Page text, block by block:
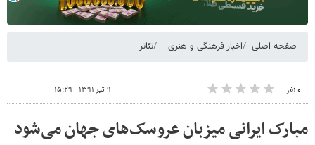
صفحه اصلی اخبار فرهنگی و هنری تئاتر
۰ نفر ۹ تیر ۱۳۹۱ - ۱۵:۲۹
مبارک ایرانی میزبان عروسک‌های جهان می‌شود